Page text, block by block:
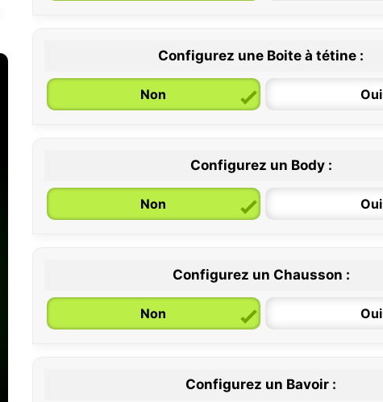
Configurez une Boite à tétine :
Non Oui
Configurez un Body :
Non Oui
6 / 12 mois
Configurez un Chausson :
Non Oui
Configurez un Bavoir :